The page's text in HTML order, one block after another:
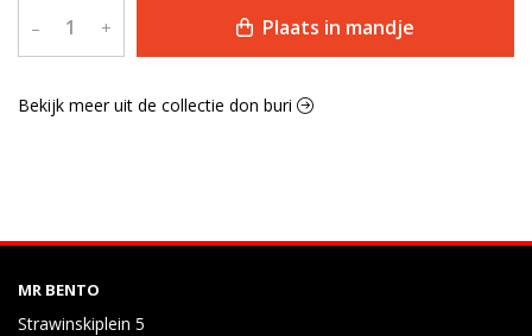
– + Plaats in mandje
Bekijk meer uit de collectie don buri
MR BENTO
Strawinskiplein 5